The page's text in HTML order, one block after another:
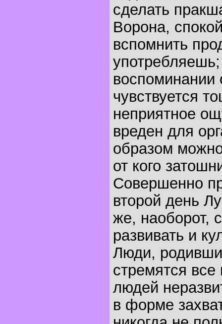
сделать
Ворона,
вспомнить
воспоминании
чувствуется
неприятное
вреден для
образом
от кого
Совершенно
второй день
же, наоборот,
развивать и
Люди,
стремятся
людей
в форме